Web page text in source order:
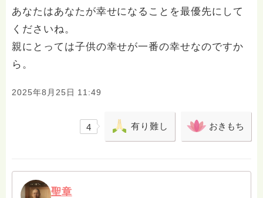
あなたはあなたが幸せになることを最優先にして
くださいね。
親にとっては子供の幸せが一番の幸せなのですか
ら。
2025年8月25日 11:49
4 有り難し おきもち
聖章